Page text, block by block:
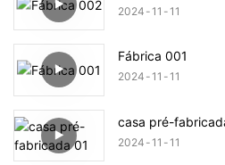
2024 11 11
Fábrica 001
2024 11 11
casa pré-
2024 11 11